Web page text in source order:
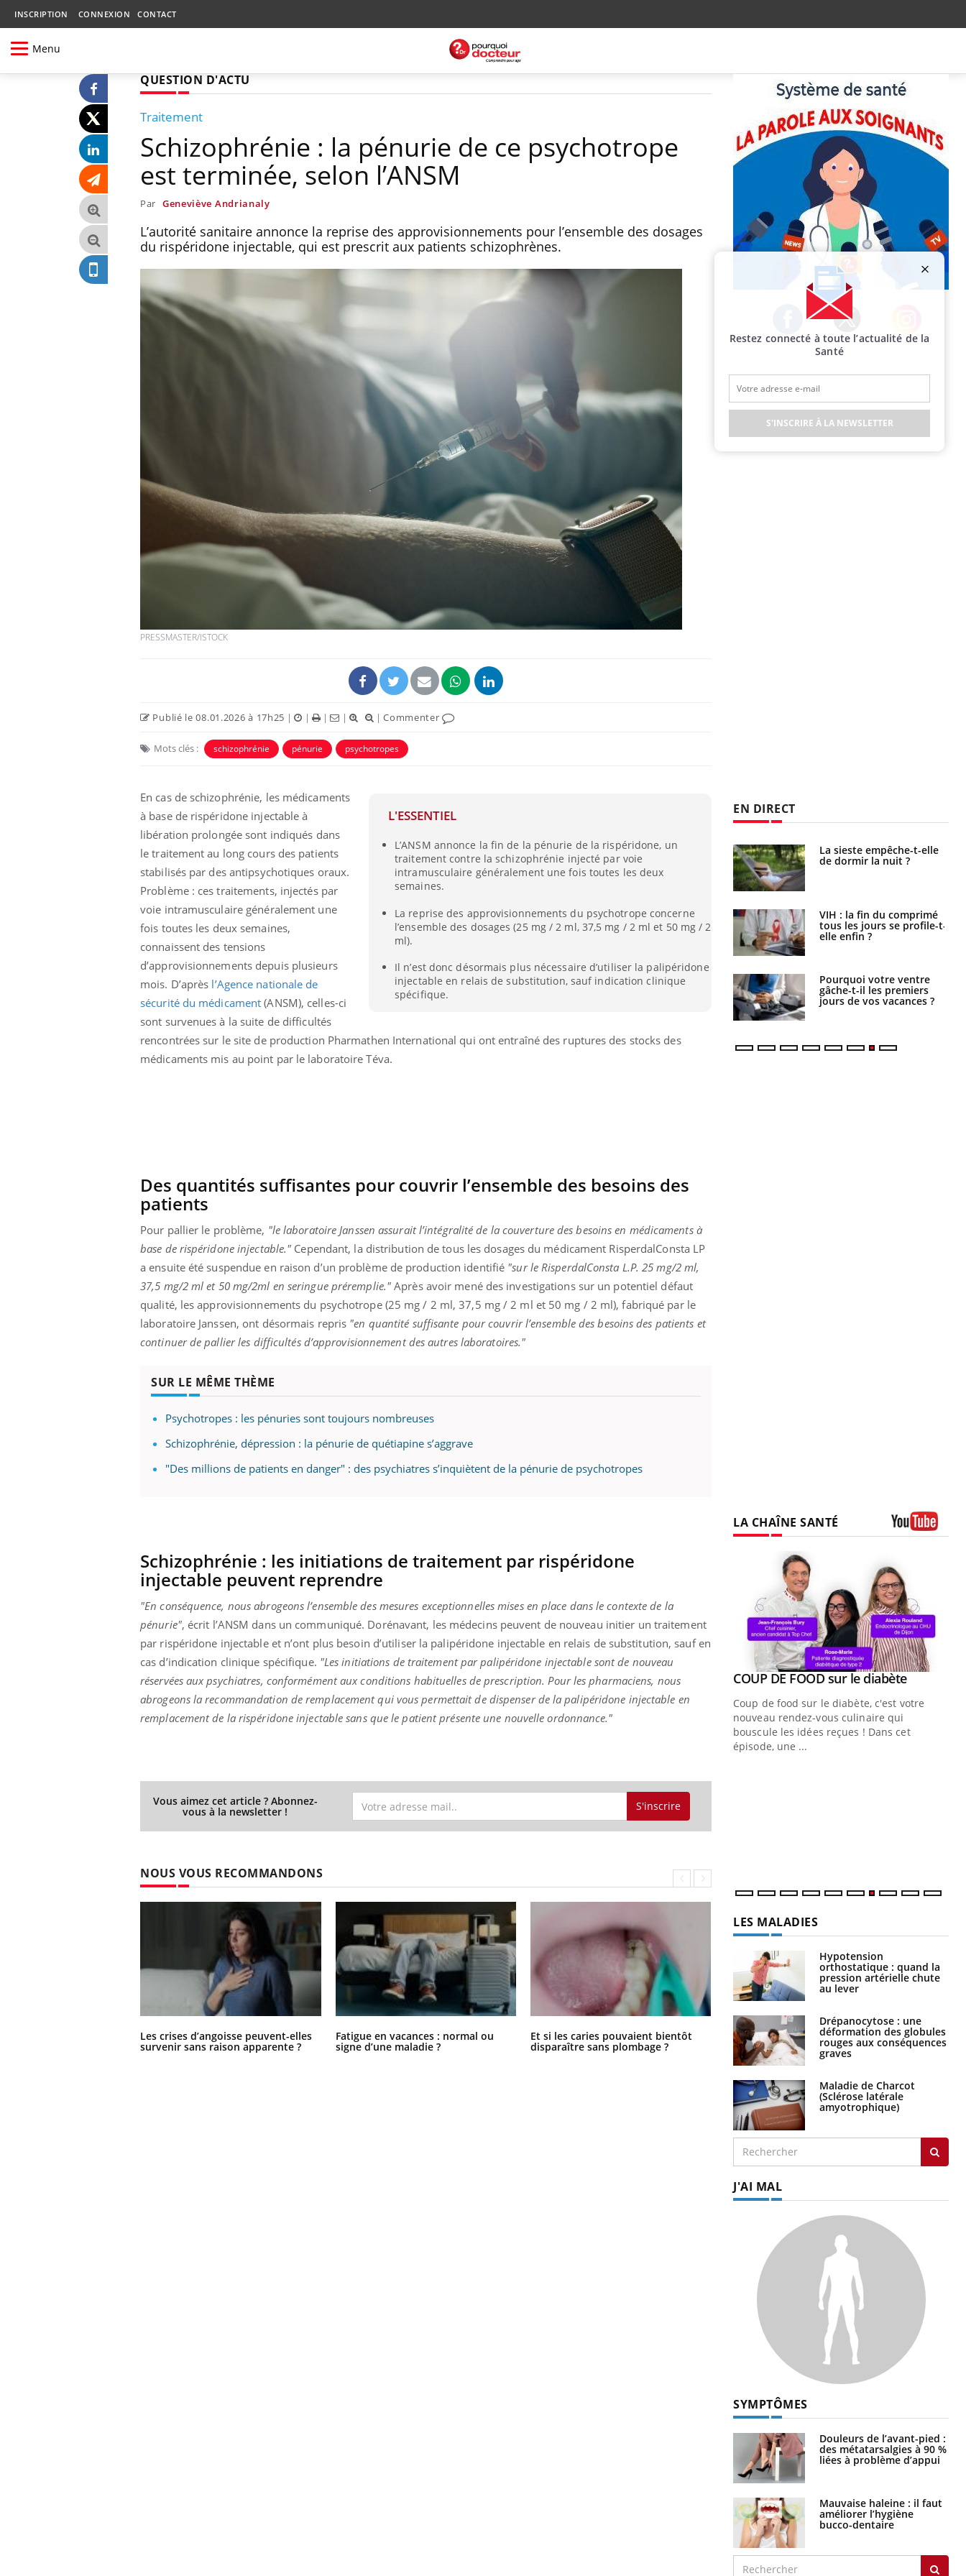
INSCRIPTION CONNEXION CONTACT
Menu
QUESTION D'ACTU
Traitement
Schizophrénie : la pénurie de ce psychotrope
est terminée, selon l’ANSM
Par Geneviève Andrianaly
L’autorité sanitaire annonce la reprise des approvisionnements pour l’ensemble des dosages
du rispéridone injectable, qui est prescrit aux patients schizophrènes.
PRESSMASTER/ISTOCK
Publié le 08.01.2026 à 17h25 | | | | |Commenter
Mots clés : schizophrénie pénurie psychotropes
L'ESSENTIEL
L’ANSM annonce la fin de la pénurie de la rispéridone, un
traitement contre la schizophrénie injecté par voie
intramusculaire généralement une fois toutes les deux
semaines.
La reprise des approvisionnements du psychotrope concerne
l’ensemble des dosages (25 mg / 2 ml, 37,5 mg / 2 ml et 50 mg / 2
ml).
Il n’est donc désormais plus nécessaire d’utiliser la palipéridone
injectable en relais de substitution, sauf indication clinique
spécifique.
En cas de schizophrénie, les médicaments
à base de rispéridone injectable à
libération prolongée sont indiqués dans
le traitement au long cours des patients
stabilisés par des antipsychotiques oraux.
Problème : ces traitements, injectés par
voie intramusculaire généralement une
fois toutes les deux semaines,
connaissent des tensions
d’approvisionnements depuis plusieurs
mois. D’après l’Agence nationale de
sécurité du médicament (ANSM), celles-ci
sont survenues à la suite de difficultés
rencontrées sur le site de production Pharmathen International qui ont entraîné des ruptures des stocks des
médicaments mis au point par le laboratoire Téva.
Des quantités suffisantes pour couvrir l’ensemble des besoins des
patients
Pour pallier le problème, "le laboratoire Janssen assurait l’intégralité de la couverture des besoins en médicaments à
base de rispéridone injectable." Cependant, la distribution de tous les dosages du médicament RisperdalConsta LP
a ensuite été suspendue en raison d’un problème de production identifié "sur le RisperdalConsta L.P. 25 mg/2 ml,
37,5 mg/2 ml et 50 mg/2ml en seringue préremplie." Après avoir mené des investigations sur un potentiel défaut
qualité, les approvisionnements du psychotrope (25 mg / 2 ml, 37,5 mg / 2 ml et 50 mg / 2 ml), fabriqué par le
laboratoire Janssen, ont désormais repris "en quantité suffisante pour couvrir l’ensemble des besoins des patients et
continuer de pallier les difficultés d’approvisionnement des autres laboratoires."
SUR LE MÊME THÈME
Psychotropes : les pénuries sont toujours nombreuses
Schizophrénie, dépression : la pénurie de quétiapine s’aggrave
"Des millions de patients en danger" : des psychiatres s’inquiètent de la pénurie de psychotropes
Schizophrénie : les initiations de traitement par rispéridone
injectable peuvent reprendre
"En conséquence, nous abrogeons l’ensemble des mesures exceptionnelles mises en place dans le contexte de la
pénurie", écrit l’ANSM dans un communiqué. Dorénavant, les médecins peuvent de nouveau initier un traitement
par rispéridone injectable et n’ont plus besoin d’utiliser la palipéridone injectable en relais de substitution, sauf en
cas d’indication clinique spécifique. "Les initiations de traitement par palipéridone injectable sont de nouveau
réservées aux psychiatres, conformément aux conditions habituelles de prescription. Pour les pharmaciens, nous
abrogeons la recommandation de remplacement qui vous permettait de dispenser de la palipéridone injectable en
remplacement de la rispéridone injectable sans que le patient présente une nouvelle ordonnance."
Vous aimez cet article ? Abonnez-
vous à la newsletter ! S'inscrire
NOUS VOUS RECOMMANDONS
Les crises d’angoisse peuvent-elles
survenir sans raison apparente ?
Fatigue en vacances : normal ou
signe d’une maladie ?
Et si les caries pouvaient bientôt
disparaître sans plombage ?
Éclipse solaire du 12 août : “Des
verres adaptés, c'est indispensable
pour la santé des yeux”
Facebook Twitter Instagram
EN DIRECT
Hantavirus : un cas
détecté chez un touriste
en France
Mortalité infantile : un
rapport s’interroge sur
son taux élevé en France
Grossesse à risque : ce jus
naturel attire l'attention
des chercheurs
Comment oublier les
écrans en vacances ?
Toujours connectés :
comment le travail
empiète de plus en plus
sur nos soirées
Cancer colorectal : une
stratégie simple aurait
changé la donne au Pays
Chikungunya, dengue,
West Nile : que se passe-
t-il dans le sud de la
Les médicaments GLP-1
protègent-ils aussi les os
Cytomégalovirus : ce qui
change dans la prise en
La sieste empêche-t-elle
de dormir la nuit ?
VIH : la fin du comprimé
tous les jours se profile-t-
elle enfin ?
Pourquoi votre ventre
gâche-t-il les premiers
jours de vos vacances ?
LA CHAÎNE SANTÉ
Eczéma Chronique des Mains : se
préparer pour l’été ! Youtube
L'été arrive… et avec lui, un tout nouveau
Youtube
Diabète & Ramadan 2026Youtube
Le Ramadan approche, et, pour de
nombreuses personnes atteintes de
Youtube
Un « jumeau numérique » pour
faciliter l’accès à la médecine
préventiveYoutube
Youtube
COUP DE FOOD sur le diabèteYoutube
Coup de food sur le diabète, c'est votre
nouveau rendez-vous culinaire qui
bouscule les idées reçues ! Dans cet
épisode, une ...
LES MALADIES
Hypotension
orthostatique : quand la
pression artérielle chute
au lever
Drépanocytose : une
déformation des globules
rouges aux conséquences
graves
Maladie de Charcot
(Sclérose latérale
amyotrophique)
J'AI MAL
SYMPTÔMES
Douleurs de l’avant-pied :
des métatarsalgies à 90 %
liées à problème d’appui
Mauvaise haleine : il faut
améliorer l’hygiène
bucco-dentaire
Restez connecté à toute l’actualité de la
Santé
S'INSCRIRE À LA NEWSLETTER